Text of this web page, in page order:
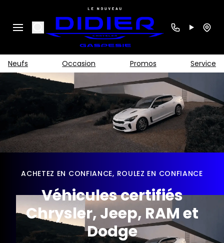
Search
Neufs Occasion Promos Service
ACHETEZ EN CONFIANCE, ROULEZ EN CONFIANCE
Véhicules certifiés
Chrysler, Jeep, RAM et
Dodge